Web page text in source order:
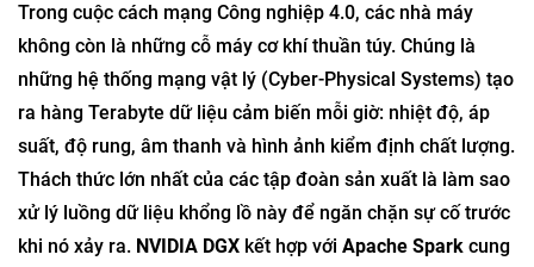
Trong cuộc cách mạng Công nghiệp 4.0, các nhà máy
không còn là những cỗ máy cơ khí thuần túy. Chúng là
những hệ thống mạng vật lý (Cyber-Physical Systems) tạo
ra hàng Terabyte dữ liệu cảm biến mỗi giờ: nhiệt độ, áp
suất, độ rung, âm thanh và hình ảnh kiểm định chất lượng.
Thách thức lớn nhất của các tập đoàn sản xuất là làm sao
xử lý luồng dữ liệu khổng lồ này để ngăn chặn sự cố trước
khi nó xảy ra. NVIDIA DGX kết hợp với Apache Spark cung